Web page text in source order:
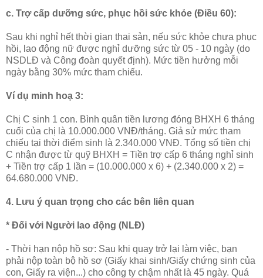
c. Trợ cấp dưỡng sức, phục hồi sức khỏe (Điều 60):
Sau khi nghỉ hết thời gian thai sản, nếu sức khỏe chưa phục
hồi, lao động nữ được nghỉ dưỡng sức từ 05 - 10 ngày (do
NSDLĐ và Công đoàn quyết định). Mức tiền hưởng mỗi
ngày bằng 30% mức tham chiếu.
Ví dụ minh hoạ 3:
Chị C sinh 1 con. Bình quân tiền lương đóng BHXH 6 tháng
cuối của chị là 10.000.000 VNĐ/tháng. Giả sử mức tham
chiếu tại thời điểm sinh là 2.340.000 VNĐ. Tổng số tiền chị
C nhận được từ quỹ BHXH = Tiền trợ cấp 6 tháng nghỉ sinh
+ Tiền trợ cấp 1 lần = (10.000.000 x 6) + (2.340.000 x 2) =
64.680.000 VNĐ.
4. Lưu ý quan trọng cho các bên liên quan
* Đối với Người lao động (NLĐ)
- Thời hạn nộp hồ sơ: Sau khi quay trở lại làm việc, bạn
phải nộp toàn bộ hồ sơ (Giấy khai sinh/Giấy chứng sinh của
con, Giấy ra viện...) cho công ty chậm nhất là 45 ngày. Quá